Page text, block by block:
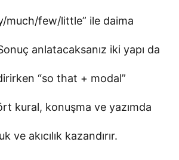
much/few/little” ile daima
anlatacaksanız iki yapı da
“so that + modal”
kural, konuşma ve yazımda
ve akıcılık kazandırır.